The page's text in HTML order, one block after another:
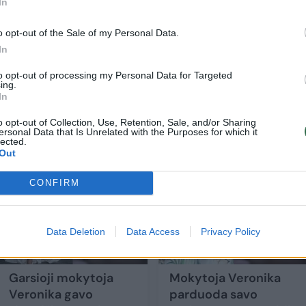
opt-out of the Sale of my Personal Data.
opt-out of processing my Personal Data for Targeted
opt-out of Collection, Use, Retention, Sale, and/or Sharing
Data that Is Unrelated with the Purposes for which it
CONFIRM
Data Deletion Data Access Privacy Policy
Net ir siautėjant hormonams bei vykstant
kantrus, supratingas ir be galo mylintis.
Garsioji mokytoja
Veronika gavo
Mokytoja Veronika
parduoda savo